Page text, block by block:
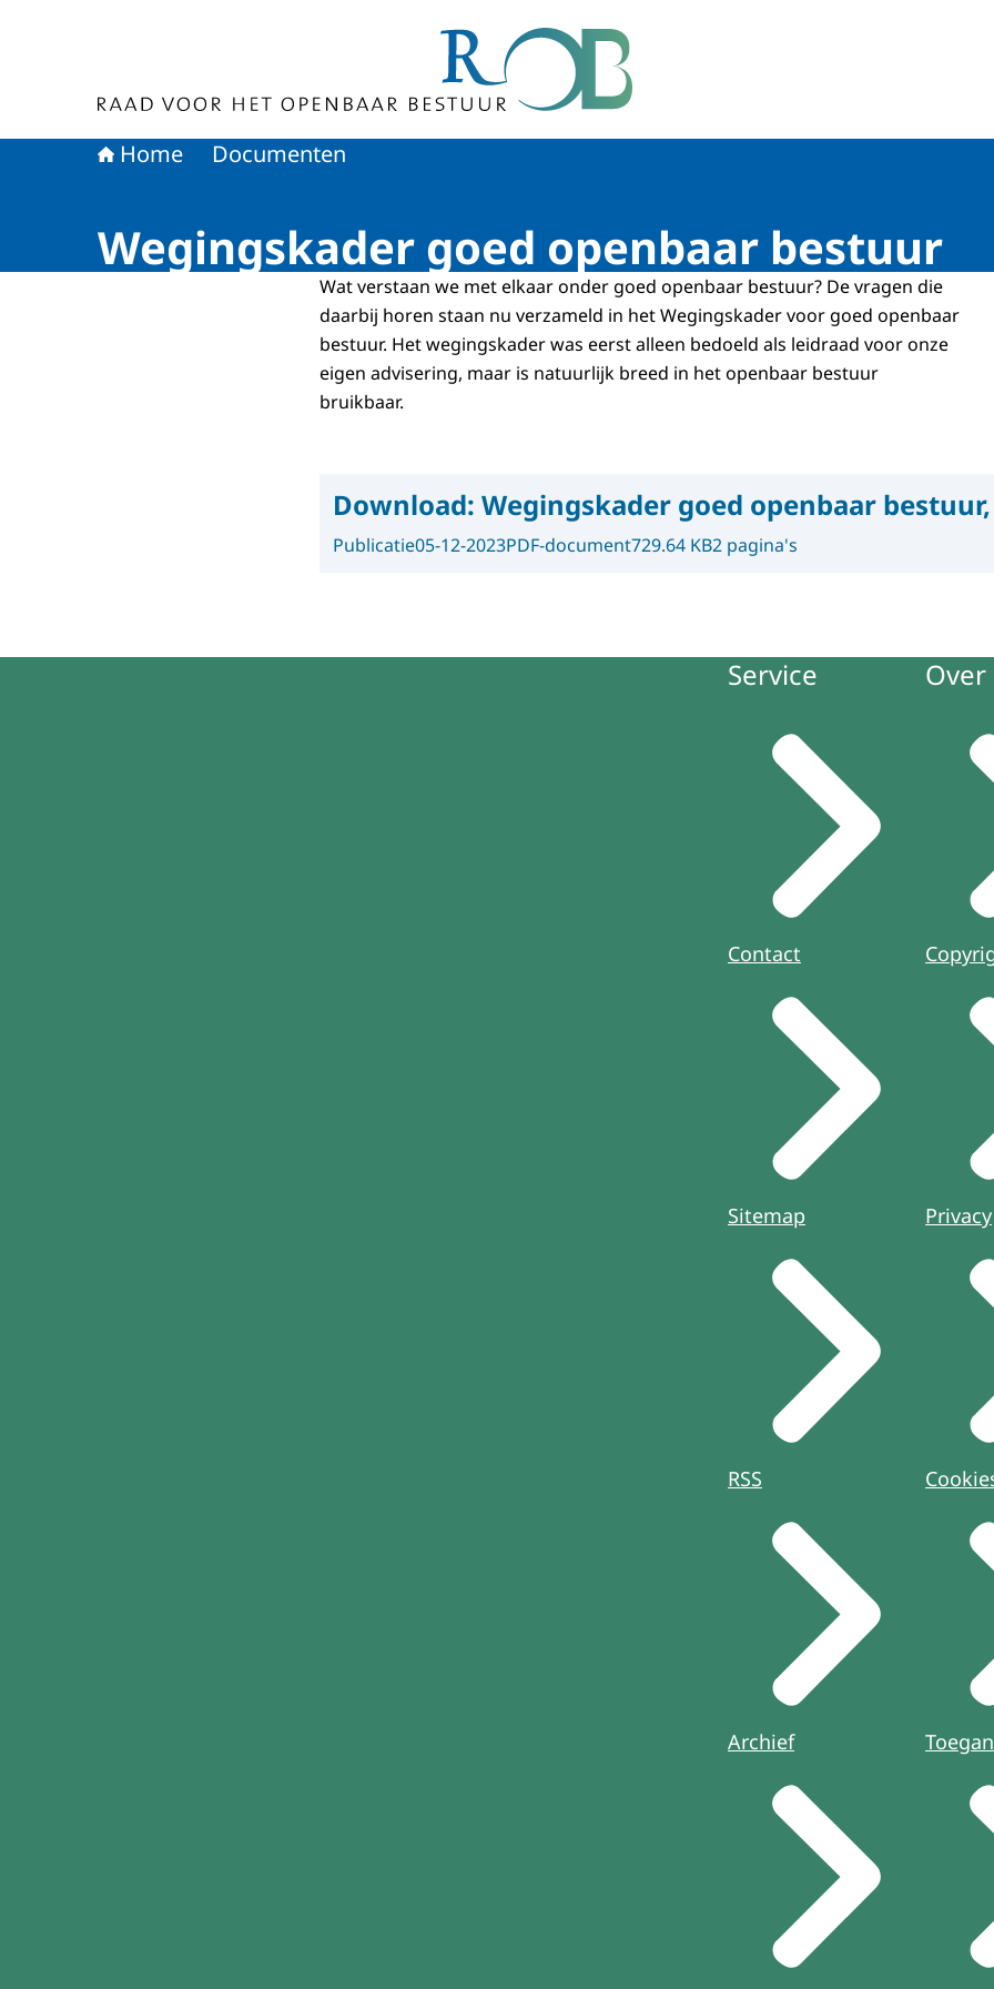
Home Documenten
Wegingskader goed openbaar bestuur
Wat verstaan we met elkaar onder goed openbaar bestuur? De vragen die
daarbij horen staan nu verzameld in het Wegingskader voor goed openbaar
bestuur. Het wegingskader was eerst alleen bedoeld als leidraad voor onze
eigen advisering, maar is natuurlijk breed in het openbaar bestuur
bruikbaar.
Download: Wegingskader goed openbaar
Publicatie05-12-2023PDF-document729.64 KB2 pagina's
Service
Contact
Sitemap
RSS
Archief
Privacy